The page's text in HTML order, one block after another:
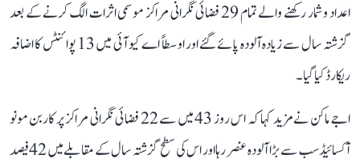
اعداد و شمار رکھنے والے تمام 29 فضائی نگرانی مراکز موسمی اثرات الگ کرنے کے بعد
گزشتہ سال سے زیادہ آلودہ پائے گئے اور اوسطاً اے کیو آئی میں 13 پوائنٹس کا اضافہ
ریکارڈ کیا گیا۔
اجے ماکن نے مزید کہا کہ اس روز 43 میں سے 22 فضائی نگرانی مراکز پر کاربن مونو
آکسائیڈ سب سے بڑا آلودہ عنصر رہا اور اس کی سطح گزشتہ سال کے مقابلے میں 42 فیصد